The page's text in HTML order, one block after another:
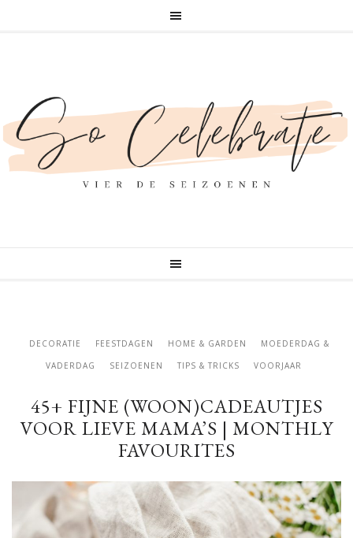
DECORATIE FEESTDAGEN HOME & GARDEN
MOEDERDAG &
VADERDAG
SEIZOENEN TIPS & TRICKS VOORJAAR
45+ FIJNE (WOON)CADEAUTJES
VOOR LIEVE MAMA’S | MONTHLY
FAVOURITES